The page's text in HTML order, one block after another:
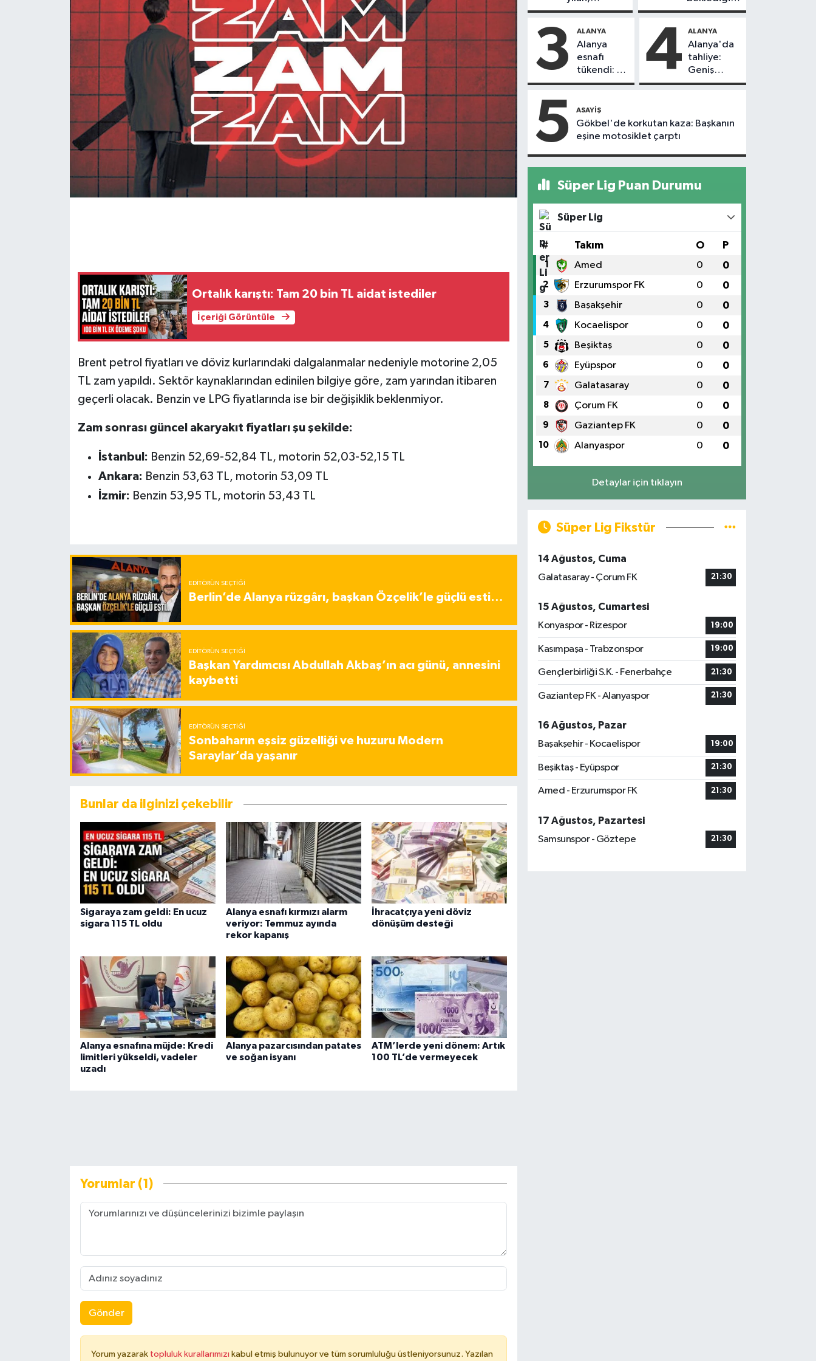
Ortalık karıştı: Tam 20 bin TL aidat istediler
İçeriği Görüntüle
Brent petrol fiyatları ve döviz kurlarındaki dalgalanmalar nedeniyle motorine 2,05
TL zam yapıldı. Sektör kaynaklarından edinilen bilgiye göre, zam yarından itibaren
geçerli olacak. Benzin ve LPG fiyatlarında ise bir değişiklik beklenmiyor.
Zam sonrası güncel akaryakıt fiyatları şu şekilde:
İstanbul: Benzin 52,69-52,84 TL, motorin 52,03-52,15 TL
Ankara: Benzin 53,63 TL, motorin 53,09 TL
İzmir: Benzin 53,95 TL, motorin 53,43 TL
EDITÖRÜN SEÇTIĞI
Berlin’de Alanya rüzgârı, başkan Özçelik’le güçlü esti…
EDITÖRÜN SEÇTIĞI
Başkan Yardımcısı Abdullah Akbaş’ın acı günü, annesini
kaybetti
EDITÖRÜN SEÇTIĞI
Sonbaharın eşsiz güzelliği ve huzuru Modern
Saraylar’da yaşanır
Bunlar da ilginizi çekebilir
Sigaraya zam geldi: En ucuz
sigara 115 TL oldu
Alanya esnafı kırmızı alarm
veriyor: Temmuz ayında
rekor kapanış
İhracatçıya yeni döviz
dönüşüm desteği
Alanya esnafına müjde: Kredi
limitleri yükseldi, vadeler
uzadı
Alanya pazarcısından patates
ve soğan isyanı
ATM’lerde yeni dönem: Artık
100 TL’de vermeyecek
Yorumlar (1)
Gönder
Yorum yazarak topluluk kurallarımızı kabul etmiş bulunuyor ve tüm sorumluluğu üstleniyorsunuz. Yazılan
vatandaşı
yol askıdan
3 ALANYA
Alanya
esnafı
tükendi: 1
ayda 150
kapandı
4 ALANYA
Alanya'da
tahliye:
Geniş
güvenlik
5 ASAYIŞ
Gökbel'de korkutan kaza: Başkanın
eşine motosiklet çarptı
Süper Lig Puan Durumu
Süper Lig
# Takım O P
1 Amed 0 0
2 Erzurumspor FK 0 0
3 Başakşehir 0 0
4 Kocaelispor 0 0
5 Beşiktaş 0 0
6 Eyüpspor 0 0
7 Galatasaray 0 0
8 Çorum FK 0 0
9 Gaziantep FK 0 0
10 Alanyaspor 0 0
Detaylar için tıklayın
Süper Lig Fikstür
14 Ağustos, Cuma
Galatasaray - Çorum FK
21:30
15 Ağustos, Cumartesi
Konyaspor - Rizespor
19:00
Kasımpaşa - Trabzonspor 19:00
Gençlerbirliği S.K. - Fenerbahçe 21:30
Gaziantep FK - Alanyaspor 21:30
16 Ağustos, Pazar
Başakşehir - Kocaelispor
19:00
Beşiktaş - Eyüpspor 21:30
Amed - Erzurumspor FK 21:30
17 Ağustos, Pazartesi
Samsunspor - Göztepe
21:30